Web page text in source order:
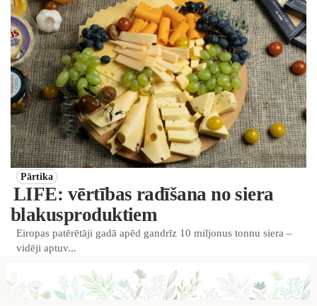
Pārtika
LIFE: vērtības radīšana no siera
blakusproduktiem
Eiropas patērētāji gadā apēd gandrīz 10 miljonus tonnu siera –
vidēji aptuv...